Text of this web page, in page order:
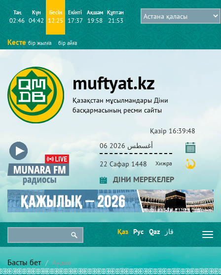
Таң
02:46
Күн
04:42
Бесін
12:25
Екінті
17:37
Ақшам
19:58
Құптан
21:53
Кесте бір жылға бір айға
muftyat.kz
Қазақстан мұсылмандары Діни
басқармасының ресми сайты
Қазір 16:39:48
06 أغسطس 2026
22 Сафар 1448 Хижра
ДІНИ МЕРЕКЕЛЕР
Қаз Рус Qaz قاز
Басты бет Аудио